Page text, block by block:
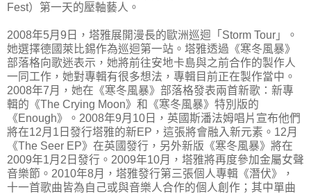
Fest）第一天的壓軸藝人。
2008年5月9日，塔雅展開漫長的歐洲巡迴「Storm Tour」。
她選擇德國萊比錫作為巡迴第一站。塔雅透過《寒冬風暴》
部落格向歌迷表示，她將前往安地卡島與之前合作的製作人
一同工作，她對專輯有很多想法，專輯目前正在製作當中。
2008年7月，她在《寒冬風暴》部落格發表兩首新歌：新專
輯的《The Crying Moon》和《寒冬風暴》特別版的
《Enough》。2008年9月10日，英國斯潘法姆唱片宣布他們
將在12月1日發行塔雅的新EP，這張將會融入新元素。12月
《The Seer EP》在英國發行，另外新版《寒冬風暴》將在
2009年1月2日發行。2009年10月，塔雅將再度參加金屬女聲
音樂節。2010年8月，塔雅發行第三張個人專輯《潛伏》，
十一首歌曲皆為自己或與音樂人合作的個人創作；其中單曲